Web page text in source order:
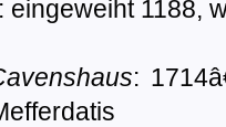
eingeweiht 1188,
: